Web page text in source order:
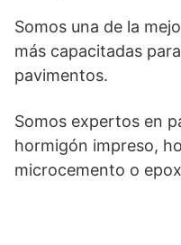
Somos una de la
más capacitadas
pavimentos.
Somos expertos en
hormigón impreso,
microcemento o